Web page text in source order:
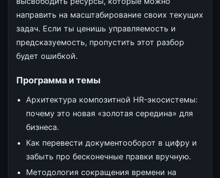
направить на масштабирование своих текущих
задач. Если ты ценишь управляемость и
предсказуемость, пропустить этот разбор
будет ошибкой.
Программа и темы
Архитектура композитной HR-экосистемы:
почему это новая «золотая середина» для
бизнеса.
Как перевести документооборот в цифру и
забыть про бесконечные правки вручную.
Методология сокращения времени на